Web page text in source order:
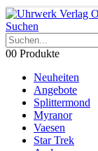
Suchen
00 Produkte
Neuheiten
Angebote
Splittermond
Myranor
Vaesen
Star Trek